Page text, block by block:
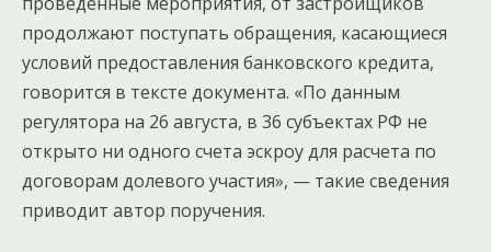
продолжают поступать обращения, касающиеся
условий предоставления банковского кредита,
говорится в тексте документа. «По данным
регулятора на 26 августа, в 36 субъектах РФ не
открыто ни одного счета эскроу для расчета по
договорам долевого участия», — такие сведения
приводит автор поручения.